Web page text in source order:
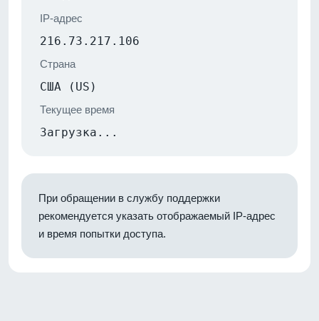
IP-адрес
216.73.217.106
Страна
США (US)
Текущее время
Загрузка...
При обращении в службу поддержки
рекомендуется указать отображаемый IP-адрес
и время попытки доступа.